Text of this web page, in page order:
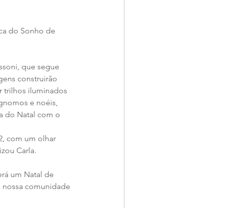
do Sonho de
que segue
construirão
trilhos iluminados
e noéis,
do Natal com o
com um olhar
Carla.
um Natal de
comunidade